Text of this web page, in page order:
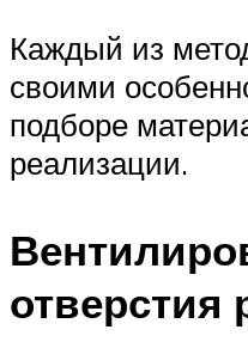
Каждый из
своими
подборе
реализации.
отверстия